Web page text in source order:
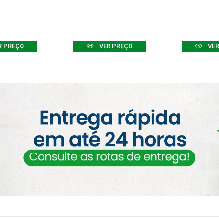
PREÇO VER PREÇO